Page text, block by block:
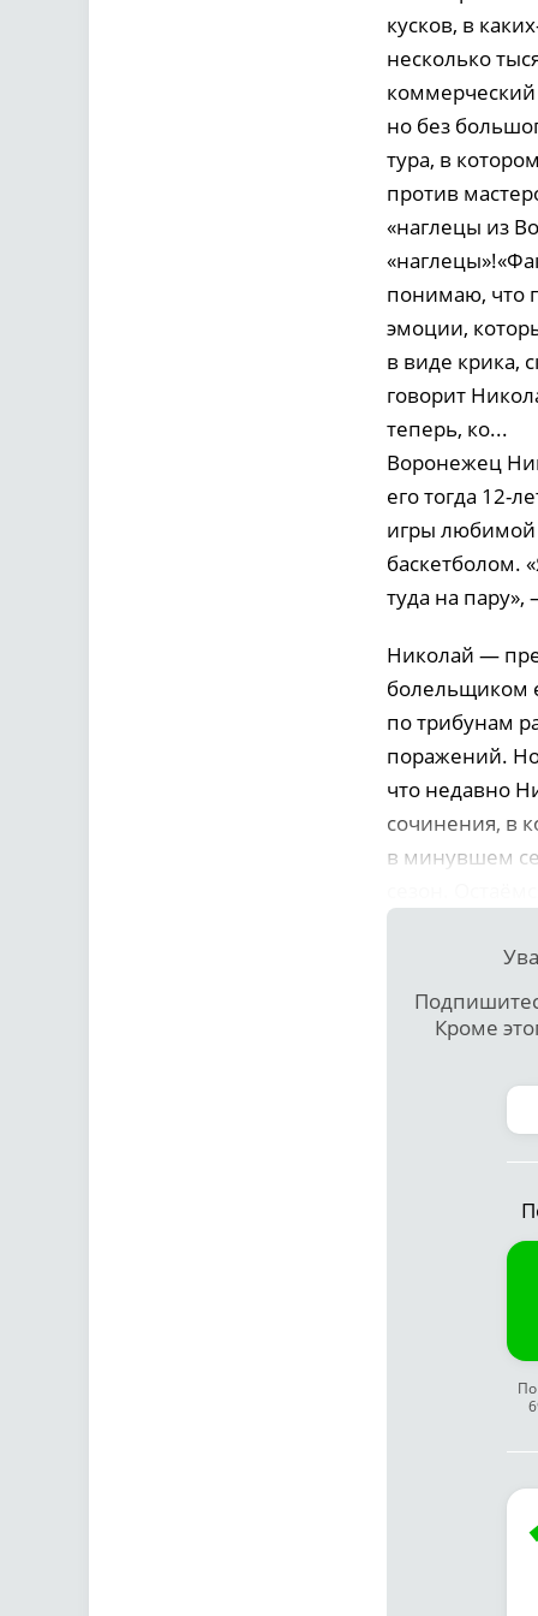
кусков, в
несколько
коммерческий
но без
тура, в
против
«наглецы из
понимаю, что
эмоции,
в виде крика,
говорит
теперь, ко...
Воронежец
его тогда 12-
игры любимой
баскетболом.
туда на
Николай —
болельщиком
по трибунам
поражений. Но
что недавно
сочинения, в
в минувшем
Кроме